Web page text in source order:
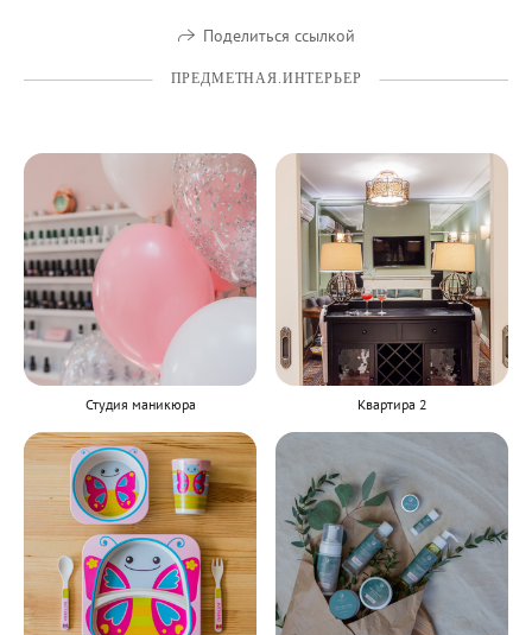
Поделиться ссылкой
ПРЕДМЕТНАЯ.ИНТЕРЬЕР
Студия маникюра Квартира 2